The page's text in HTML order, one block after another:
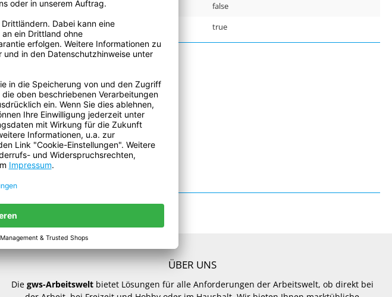
Batterien sind enthalten:
false
Enthält flüssigen Inhalt:
true
ÜBER UNS
Die gws-Arbeitsweltbietet Lösungen für alle Anforderungen der Arbeitswelt, ob direkt bei